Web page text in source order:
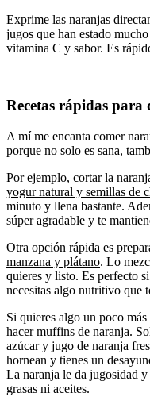
Exprime las naranjas
jugos que han estado
vitamina C y sabor. Es
Recetas rápidas para
A mí me encanta comer
porque no solo es sana,
Por ejemplo, cortar la
yogur natural y semillas de
minuto y llena bastante.
súper agradable y te
Otra opción rápida es
manzana y plátano. Lo
quieres y listo. Es perfecto
necesitas algo nutritivo que
Si quieres algo un poco
hacermuffins de naranja.
azúcar y jugo de naranja
hornean y tienes un
La naranja le da jugosidad y
grasas ni aceites.